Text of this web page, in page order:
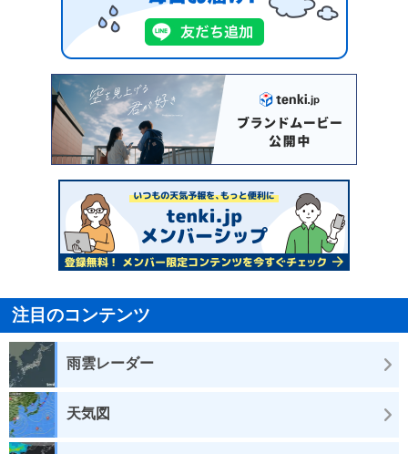
注目のコンテンツ
雨雲レーダー
天気図